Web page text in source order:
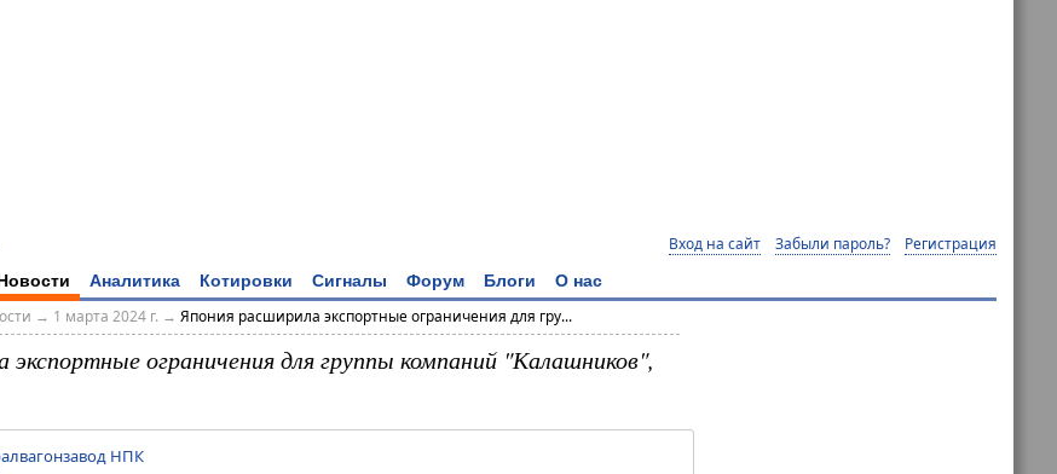
Вход на сайт Забыли пароль? Регистрация
Аналитика Котировки Сигналы Форум Блоги О нас
→ 1 марта 2024 г. → Япония расширила экспортные ограничения для гру...
экспортные ограничения для группы компаний "Калашников",
НПК